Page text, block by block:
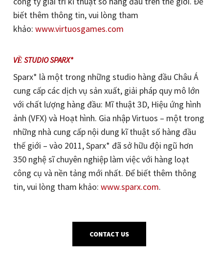
biết thêm thông tin, vui lòng tham
khảo: www.virtuosgames.com
VỀ STUDIO SPARX*
Sparx* là một trong những studio hàng đầu Châu Á
cung cấp các dịch vụ sản xuất, giải pháp quy mô lớn
với chất lượng hàng đầu: Mĩ thuật 3D, Hiệu ứng hình
ảnh (VFX) và Hoạt hình. Gia nhập Virtuos – một trong
những nhà cung cấp nội dung kĩ thuật số hàng đầu
thế giới – vào 2011, Sparx* đã sở hữu đội ngũ hơn
350 nghệ sĩ chuyên nghiệp làm việc với hàng loạt
công cụ và nền tảng mới nhất. Để biết thêm thông
tin, vui lòng tham khảo: www.sparx.com.
CONTACT US